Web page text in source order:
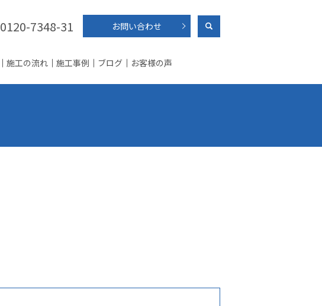
施工の流れ 施工事例 ブログ お客様の声
0120-7348-31 お問い合わせ